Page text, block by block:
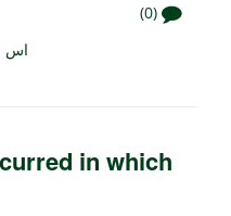
(0)
اس
in which